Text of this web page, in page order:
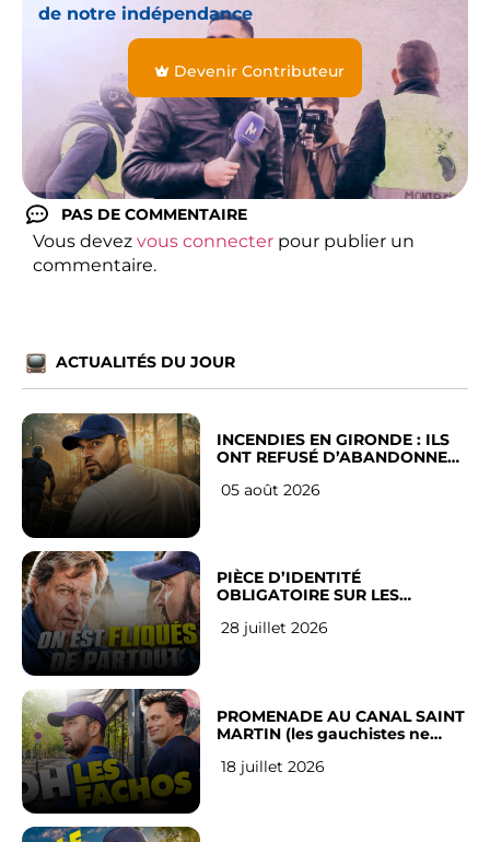
de notre indépendance
Devenir Contributeur
PAS DE COMMENTAIRE
Vous devez vous connecter pour publier un
commentaire.
ACTUALITÉS DU JOUR
INCENDIES EN GIRONDE : ILS
ONT REFUSÉ D’ABANDONNER
05 août 2026
PIÈCE D’IDENTITÉ
OBLIGATOIRE SUR LES
Français
28 juillet 2026
PROMENADE AU CANAL SAINT
MARTIN (les gauchistes ne
18 juillet 2026